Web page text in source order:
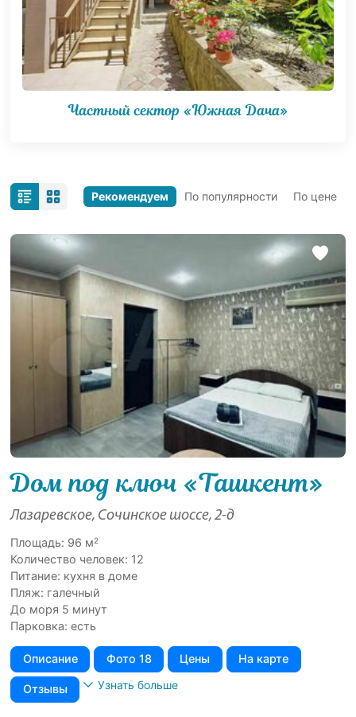
Рекомендуем По популярности По цене
Дом под ключ «Ташкент»
Лазаревское, Сочинское шоссе, 2-д
Площадь: 96 м2
Количество человек: 12
Питание: кухня в доме
Пляж: галечный
До моря 5 минут
Парковка: есть
Описание Фото 18 Цены На карте
Отзывы Узнать больше
Частный сектор «Южная Дача»